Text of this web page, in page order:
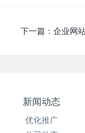
下一篇： 企业网
新闻动态
优化推广